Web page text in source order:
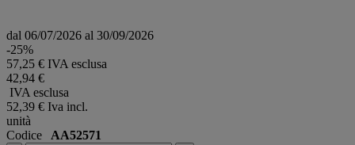
dal 06/07/2026 al 30/09/2026
-25%
57,25 € IVA esclusa
42,94 €
IVA esclusa
52,39 € Iva incl.
unità
Codice AA52571